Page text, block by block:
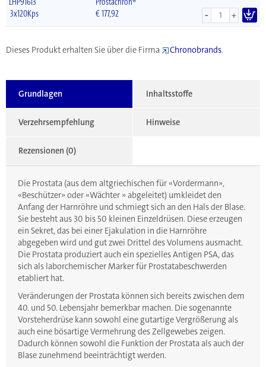
3x120Kps
€177,92 - +
Dieses Produkt erhalten Sie über die Firma Chronobrands.
Grundlagen Inhaltsstoffe
Verzehrsempfehlung Hinweise
Rezensionen (0)
Die Prostata (aus dem altgriechischen für «Vordermann»,
«Beschützer» oder «Wächter » abgeleitet) umkleidet den
Anfang der Harnröhre und schmiegt sich an den Hals der Blase.
Sie besteht aus 30 bis 50 kleinen Einzeldrüsen. Diese erzeugen
ein Sekret, das bei einer Ejakulation in die Harnröhre
abgegeben wird und gut zwei Drittel des Volumens ausmacht.
Die Prostata produziert auch ein spezielles Antigen PSA, das
sich als laborchemischer Marker für Prostatabeschwerden
etabliert hat.
Veränderungen der Prostata können sich bereits zwischen dem
40. und 50. Lebensjahr bemerkbar machen. Die sogenannte
Vorsteherdrüse kann sowohl eine gutartige Vergrößerung als
auch eine bösartige Vermehrung des Zellgewebes zeigen.
Dadurch können sowohl die Funktion der Prostata als auch der
Blase zunehmend beeinträchtigt werden.